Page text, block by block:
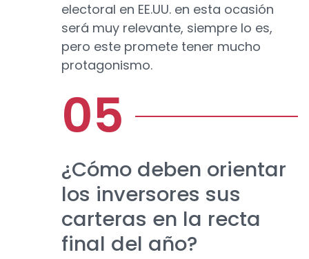
electoral en EE.UU. en esta ocasión
será muy relevante, siempre lo es,
pero este promete tener mucho
protagonismo.
¿Cómo deben orientar
los inversores sus
carteras en la recta
final del año?